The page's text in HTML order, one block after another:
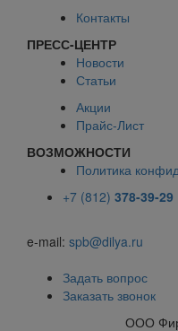
Контакты
ПРЕСС-ЦЕНТР
Новости
Статьи
Акции
Прайс-Лист
ВОЗМОЖНОСТИ
Политика
+7 (812) 378-39-29
e-mail: spb@dilya.ru
Задать вопрос
Заказать звонок
ООО